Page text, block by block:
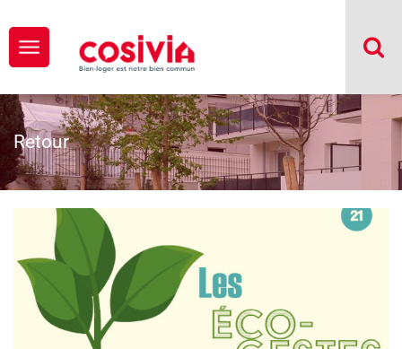
Retour